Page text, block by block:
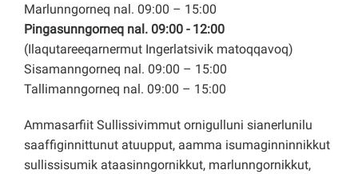
Marlunngorneq nal. 09:00 – 15:00
Pingasunngorneq nal. 09:00 - 12:00
(Ilaqutareeqarnermut Ingerlatsivik matoqqavoq)
Sisamanngorneq nal. 09:00 – 15:00
Tallimanngorneq nal. 09:00 – 15:00
Ammasarfiit Sullissivimmut ornigulluni sianerlunilu
saaffiginnittunut atuupput, aamma isumaginninnikkut
sullissisumik ataasinngornikkut, marlunngornikkut,